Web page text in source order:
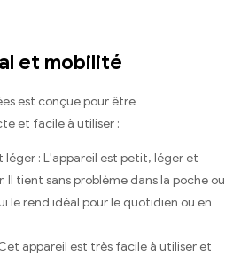
et mobilité
est conçue pour être
et facile à utiliser :
: L'appareil est petit, léger et
Il tient sans problème dans la poche ou
le rend idéal pour le quotidien ou en
appareil est très facile à utiliser et